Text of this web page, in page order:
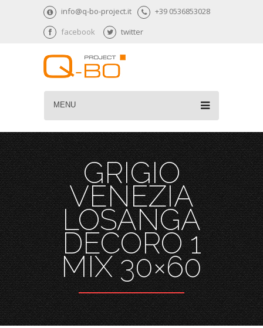
info@q-bo-project.it
+39 0536853028
facebook
twitter
MENU
GRIGIO
VENEZIA
LOSANGA
DECORO 1
MIX 30×60